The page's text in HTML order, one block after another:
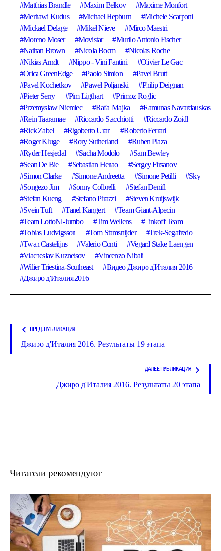
Matthias Brandle
Maxim Belkov
Maxime Monfort
Merhawi Kudus
Michael Hepburn
Michele Scarponi
Mickael Delage
Mikel Nieve
Mirco Maestri
Moreno Moser
Movistar
Murilo Antonio Fischer
Nathan Brown
Nicola Boem
Nicolas Roche
Nikias Arndt
Nippo - Vini Fantini
Olivier Le Gac
Orica GreenEdge
Paolo Simion
Pavel Brutt
Pavel Kochetkov
Pawel Poljanski
Philip Deignan
Pieter Serry
Pim Ligthart
Primoz Roglic
Przemyslaw Niemiec
Rafal Majka
Ramunas Navardauskas
Rein Taaramae
Riccardo Stacchiotti
Riccardo Zoidl
Rick Zabel
Rigoberto Uran
Roberto Ferrari
Roger Kluge
Rory Sutherland
Ruben Plaza
Ryder Hesjedal
Sacha Modolo
Sam Bewley
Sean De Bie
Sebastian Henao
Sergey Firsanov
Simon Clarke
Simone Andreetta Simone Petilli
Sky
Songezo Jim
Sonny Colbrelli
Stefan Denifl
Stefan Kueng
Stefano Pirazzi
Steven Kruijswijk
Svein Tuft
Tanel Kangert
Team Giant-Alpecin
Team LottoNl-Jumbo
Tim Wellens
Tinkoff Team
Tobias Ludvigsson
Tom Stamsnijder
Trek-Segafredo
Twan Castelijns
Valerio Conti
Vegard Stake Laengen
Viacheslav Kuznetsov
Vincenzo Nibali
Wilier Triestina-Southeast
Видео Джиро д'Италия 2016
Джиро д'Италия 2016
ПРЕД. ПУБЛИКАЦИЯ
Джиро д'Италия 2016. Результаты 19 этапа
ДАЛЕЕ ПУБЛИКАЦИЯ
Джиро д'Италия 2016. Результаты 20 этапа
Читатели рекомендуют